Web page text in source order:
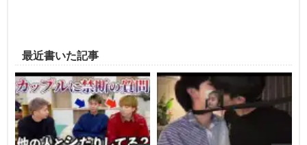
最近書いた記事